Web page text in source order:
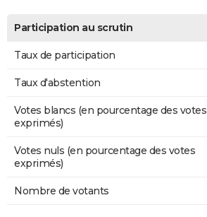
Bricolage
Lifestyle
Culture
Sport
Auto
Television
Voyage
Cinema
Participation au scrutin
Taux de participation
Taux d'abstention
Votes blancs (en pourcentage des votes
exprimés)
Votes nuls (en pourcentage des votes
exprimés)
Nombre de votants